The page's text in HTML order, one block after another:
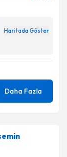
Haritada Göster
Daha Fazla